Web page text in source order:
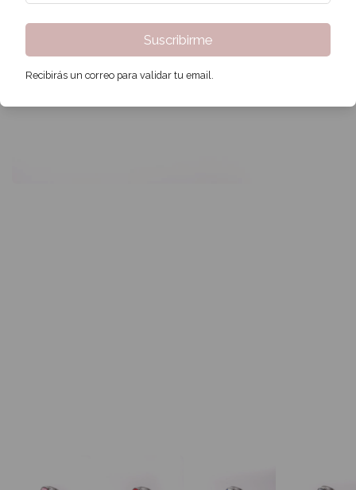
Suscribirme
Recibirás un correo para validar tu email.